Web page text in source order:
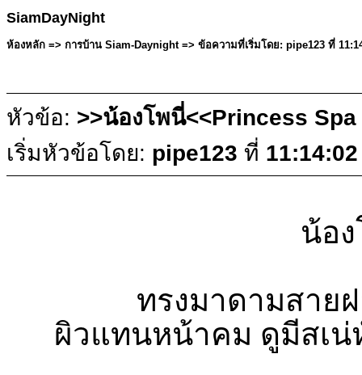
SiamDayNight
ห้องหลัก => การบ้าน Siam-Daynight => ข้อความที่เริ่มโดย: pipe123 ที่
หัวข้อ: >>น้องโพนี่<<Princess
เริ่มหัวข้อโดย: pipe123 ที่
น้อ
ทรงมาดามสาย
ผิวแทนหน้าคม ดูมีสเน่